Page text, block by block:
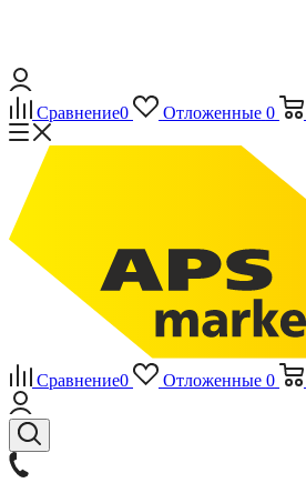
Сравнение0 Отложенные 0
Сравнение0 Отложенные 0